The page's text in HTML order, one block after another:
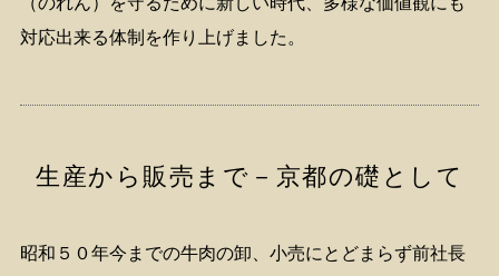
対応出来る体制を作り上げました。
生産から販売まで－京都の礎として
昭和５０年今までの牛肉の卸、小売にとどまらず前社長